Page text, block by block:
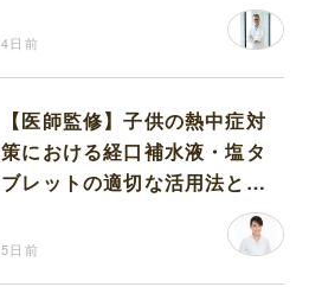
4日前
【医師監修】子供の熱中症対
策における経口補水液・塩タ
ブレットの適切な活用法と水
5日前